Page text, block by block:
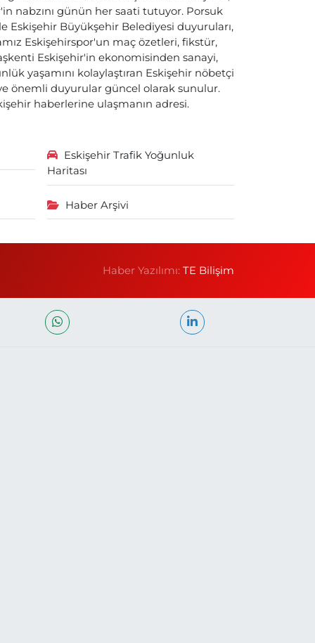
nabzını günün her saati tutuyor. Porsuk
Eskişehir Büyükşehir Belediyesi duyuruları,
Eskişehirspor'un maç özetleri, fikstür,
Eskişehir'in ekonomisinden sanayi,
yaşamını kolaylaştıran Eskişehir nöbetçi
önemli duyurular güncel olarak sunulur.
haberlerine ulaşmanın adresi.
Eskişehir Trafik Yoğunluk
Haritası
Haber Arşivi
Haber Yazılımı:TE Bilişim